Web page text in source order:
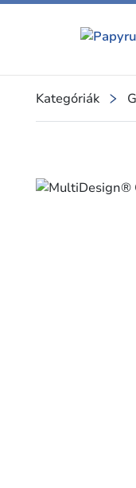
Kategóriák
Slide 1 of 1